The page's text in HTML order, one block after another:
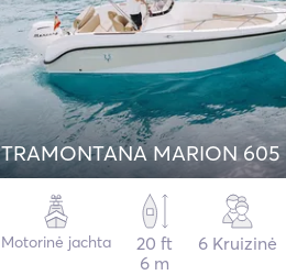
TRAMONTANA MARION 605
Motorinė jachta
20 ft
6 m
6 Kruizinė